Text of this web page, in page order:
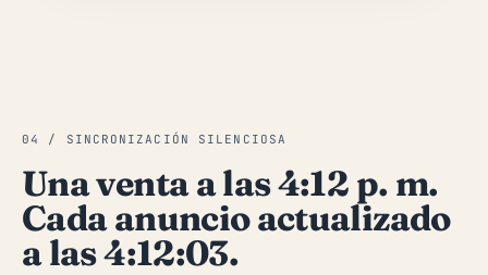
04 / SINCRONIZACIÓN SILENCIOSA
Una venta a las 4:12 p. m.
Cada anuncio actualizado
a las 4:12:03.